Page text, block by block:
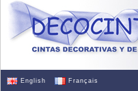
English Français